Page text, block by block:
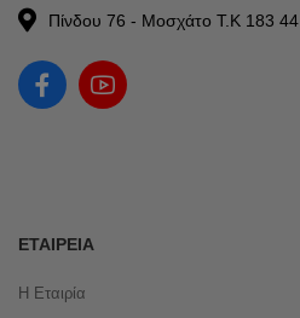
Πίνδου 76 - Μοσχάτο Τ.Κ 183 44
ΕΤΑΙΡΕΊΑ
Η Εταιρία